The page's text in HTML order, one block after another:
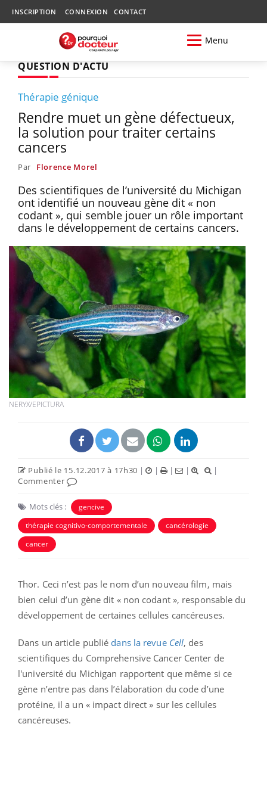
INSCRIPTION CONNEXION CONTACT
Menu
QUESTION D'ACTU
Thérapie génique
Rendre muet un gène défectueux,
la solution pour traiter certains
cancers
Par Florence Morel
Des scientifiques de l’université du Michigan
ont identifié un nouveau gène dit « non
codant », qui semble jouer un rôle important
dans le développement de certains cancers.
NERYX/EPICTURA
Publié le 15.12.2017 à 17h30 | | | |
|
Commenter
Mots clés :
gencive
thérapie cognitivo-comportementale
cancérologie
cancer
Thor. Ceci n’est pas le nom d’un nouveau film, mais
bien celui d’un gène dit « non codant », responsable du
développement de certaines cellules cancéreuses.
Dans un article publié dans la revue Cell, des
scientifiques du Comprehensive Cancer Center de
l'université du Michigan rapportent que même si ce
gène n’entre pas dans l’élaboration du code d’une
protéine, il a un « impact direct » sur les cellules
cancéreuses.